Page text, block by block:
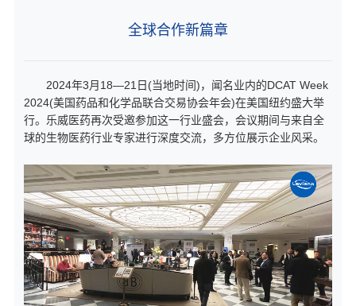
全球合作新篇章
2024年3月18—21日(当地时间)，闻名业内的DCAT Week
2024(美国药品和化学品联合交易协会年会)在美国纽约盛大举
行。乐威医药再次受邀参加这一行业盛会，会议期间与来自全
球的生物医药行业专家进行深度交流，多方位展示企业风采。